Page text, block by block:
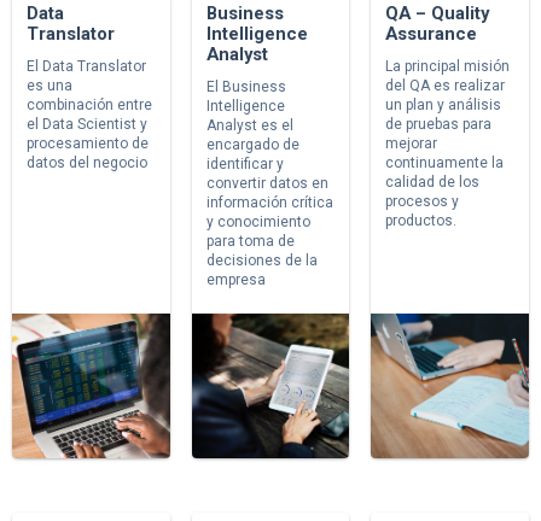
Data
Translator
El Data Translator
es una
combinación entre
el Data Scientist y
procesamiento de
datos del negocio
Business
Intelligence
Analyst
El Business
Intelligence
Analyst es el
encargado de
identificar y
convertir datos en
información crítica
y conocimiento
para toma de
decisiones de la
empresa
QA – Quality
Assurance
La principal misión
del QA es realizar
un plan y análisis
de pruebas para
mejorar
continuamente la
calidad de los
procesos y
productos.